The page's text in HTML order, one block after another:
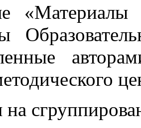
«Материалы